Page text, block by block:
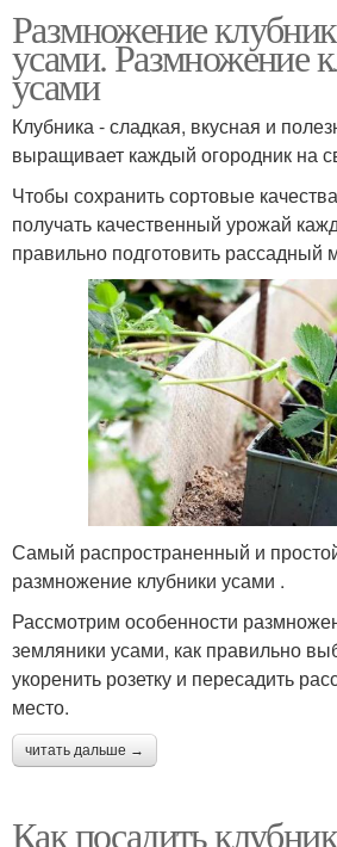
Размножение
усами. Размножение
усами
Клубника - сладкая, вкусная и
выращивает каждый огородник на
Чтобы сохранить сортовые
получать качественный урожай
правильно подготовить рассадный
Самый распространенный и
размножение клубники усами .
Рассмотрим особенности
земляники усами, как правильно
укоренить розетку и пересадить
место.
читать дальше →
Как посадить